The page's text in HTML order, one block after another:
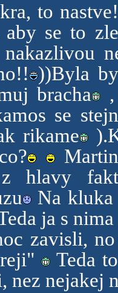
to
se to
))Byla
bracha
se
rikame
Martin
z hlavy
Na kluka
ja s
zavisli,
Teda
nez nejakej